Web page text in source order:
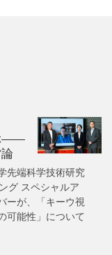
——
先端科学技術研究
グ スペシャルア
ーが、「キーウ視
可能性」について